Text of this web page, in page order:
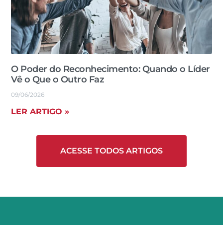
O Poder do Reconhecimento: Quando o Líder
Vê o Que o Outro Faz
09/06/2026
LER ARTIGO »
ACESSE TODOS ARTIGOS